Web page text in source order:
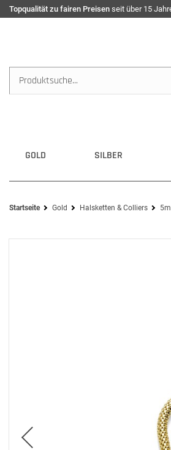
Topqualität zu fairen Preisen seit über 15
GOLD SILBER
Startseite Gold Halsketten & Colliers